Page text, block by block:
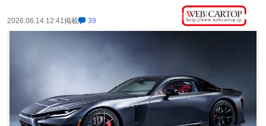
2026.06.14 12:41掲載 39